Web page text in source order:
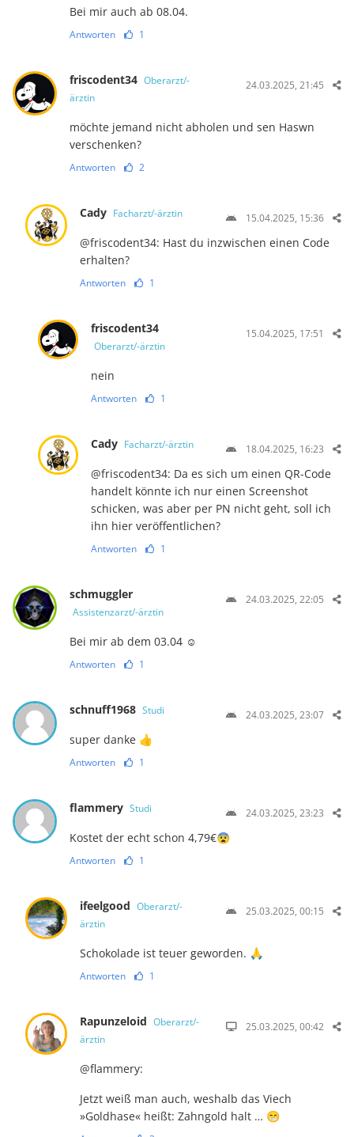
Bei mir auch ab 08.04.
Antworten 1
friscodent34 Oberarzt/-
ärztin
24.03.2025, 21:45
möchte jemand nicht abholen und sen Haswn
verschenken?
Antworten 2
Cady Facharzt/-ärztin 15.04.2025, 15:36
@​f​r​i​s​c​o​d​e​n​t​3​4​: Hast du inzwischen einen Code
erhalten?
Antworten 1
friscodent34
Oberarzt/-ärztin
15.04.2025, 17:51
nein
Antworten 1
Cady Facharzt/-ärztin 18.04.2025, 16:23
@​f​r​i​s​c​o​d​e​n​t​3​4​: Da es sich um einen QR-Code
handelt könnte ich nur einen Screenshot
schicken, was aber per PN nicht geht, soll ich
ihn hier veröffentlichen?
Antworten 1
schmuggler
Assistenzarzt/-ärztin
24.03.2025, 22:05
Bei mir ab dem 03.04 ☺️
Antworten 1
schnuff1968 Studi 24.03.2025, 23:07
super danke 👍
Antworten 1
flammery Studi 24.03.2025, 23:23
Kostet der echt schon 4,79€😨
Antworten 1
ifeelgood Oberarzt/-
ärztin
25.03.2025, 00:15
Schokolade ist teuer geworden. 🙏
Antworten 1
Rapunzeloid Oberarzt/-
ärztin
25.03.2025, 00:42
@flammery:
Jetzt weiß man auch, weshalb das Viech
»Goldhase« heißt: Zahngold halt … 😁